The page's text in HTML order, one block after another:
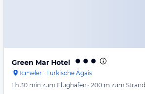
Green Mar Hotel
Icmeler · Türkische Ägäis
1 h 30 min zum Flughafen · 200 m zum Strand